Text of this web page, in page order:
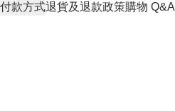
付款方式退貨及退款政策購物 Q&A